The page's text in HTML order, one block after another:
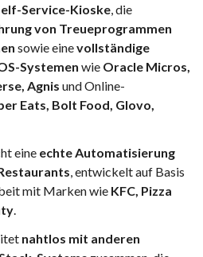
Service-Kioske , die
von Treueprogrammen
sowie einevollständige
Systemen wie Oracle Micros,
Agnis und Online-
Eats, Bolt Food, Glovo,
eine echte Automatisierung
, entwickelt auf Basis
mit Marken wie KFC, Pizza
nahtlos mit anderen